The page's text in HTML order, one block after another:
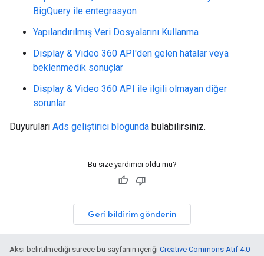
BigQuery ile entegrasyon
Yapılandırılmış Veri Dosyalarını Kullanma
Display & Video 360 API'den gelen hatalar veya
beklenmedik sonuçlar
Display & Video 360 API ile ilgili olmayan diğer
sorunlar
Duyuruları Ads geliştirici blogunda bulabilirsiniz.
Bu size yardımcı oldu mu?
Geri bildirim gönderin
Aksi belirtilmediği sürece bu sayfanın içeriği Creative Commons Atıf 4.0